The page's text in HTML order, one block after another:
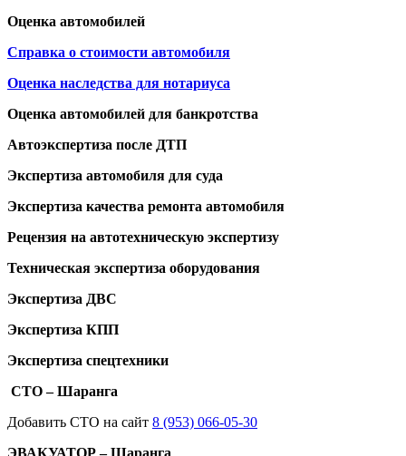
Оценка автомобилей
Справка о стоимости автомобиля
Оценка наследства для нотариуса
Оценка автомобилей для банкротства
Автоэкспертиза после ДТП
Экспертиза автомобиля для суда
Экспертиза качества ремонта автомобиля
Рецензия на автотехническую экспертизу
Техническая экспертиза оборудования
Экспертиза ДВС
Экспертиза КПП
Экспертиза спецтехники
СТО – Шаранга
Добавить СТО на сайт 8 (953) 066-05-30
ЭВАКУАТОР – Шаранга